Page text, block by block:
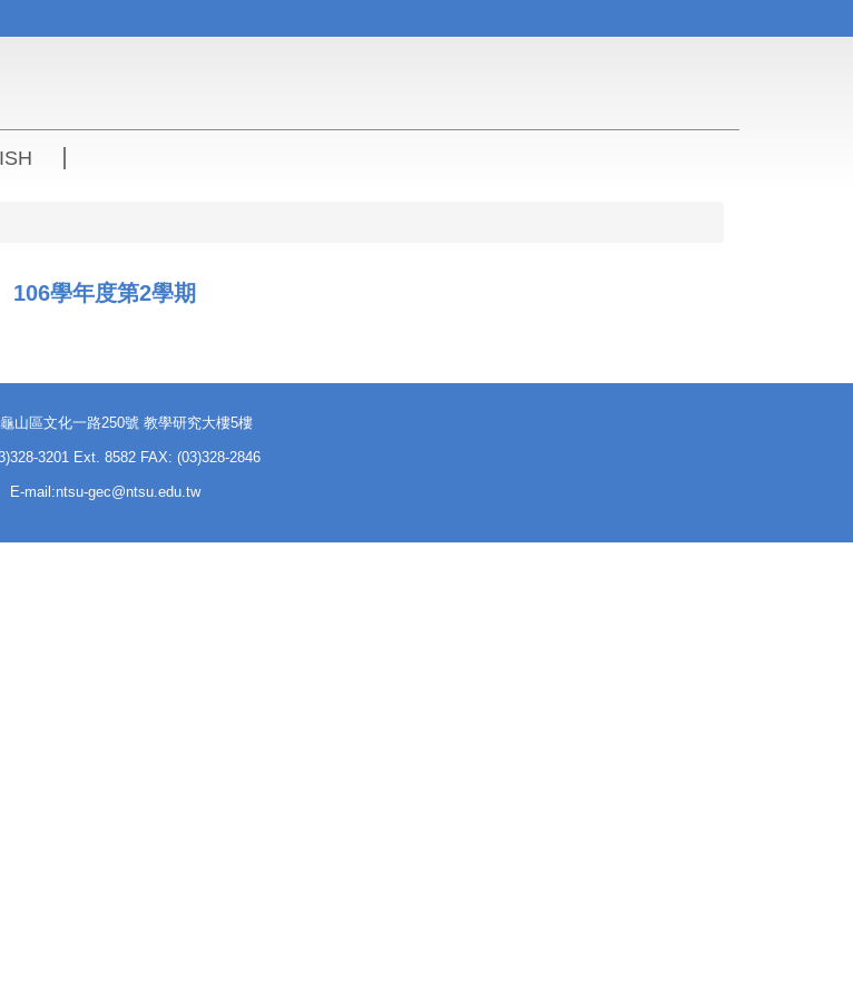
106學年度第2學期
山區文化一路250號 教學研究大樓5樓
3201 Ext. 8582 FAX: (03)328-2846
E-mail:ntsu-gec@ntsu.edu.tw